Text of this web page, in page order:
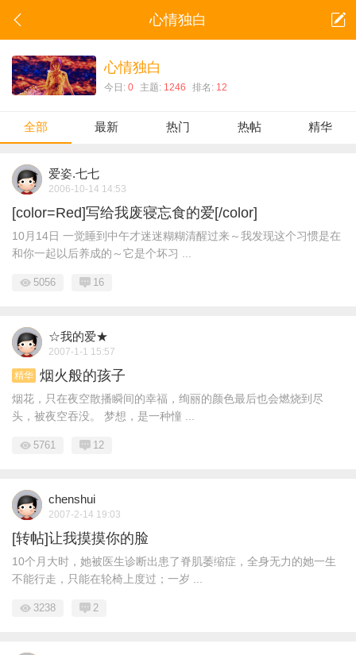
心情独白
心情独白
今日:0 主题: 1246 排名: 12
全部 最新 热门 热帖 精华
爱姿.七七
2006-10-14 14:53
[color=Red]写给我废寝忘食的爱[/color]
10月14日 一觉睡到中午才迷迷糊糊清醒过来～我发现这个习惯是在
和你一起以后养成的～它是个坏习 ...
5056 16
☆我的爱★
2007-1-1 15:57
精华 烟火般的孩子
烟花，只在夜空散播瞬间的幸福，绚丽的颜色最后也会燃烧到尽
头，被夜空吞没。 梦想，是一种憧 ...
5761 12
chenshui
2007-2-14 19:03
[转帖]让我摸摸你的脸
10个月大时，她被医生诊断出患了脊肌萎缩症，全身无力的她一生
不能行走，只能在轮椅上度过；一岁 ...
3238 2